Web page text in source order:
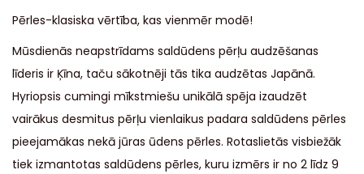
Pērles-klasiska vērtība, kas vienmēr modē!
Mūsdienās neapstrīdams saldūdens pērļu audzēšanas
līderis ir Ķīna, taču sākotnēji tās tika audzētas Japānā.
Hyriopsis cumingi mīkstmiešu unikālā spēja izaudzēt
vairākus desmitus pērļu vienlaikus padara saldūdens pērles
pieejamākas nekā jūras ūdens pērles. Rotaslietās visbiežāk
tiek izmantotas saldūdens pērles, kuru izmērs ir no 2 līdz 9